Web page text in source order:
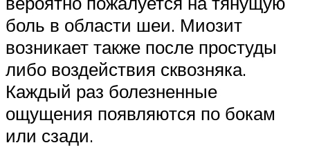
боль в области шеи. Миозит
возникает также после простуды
либо воздействия сквозняка.
Каждый раз болезненные
ощущения появляются по бокам
или сзади.